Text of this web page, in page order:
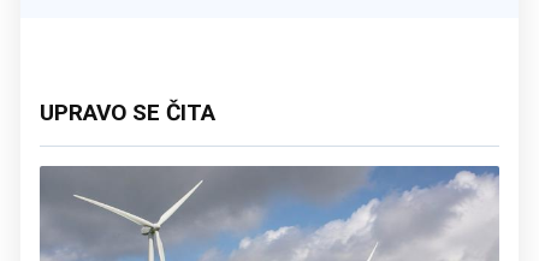
UPRAVO SE ČITA